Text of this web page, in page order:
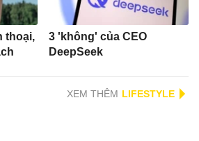
thoại,
3 'không' của CEO
DeepSeek
XEM THÊM